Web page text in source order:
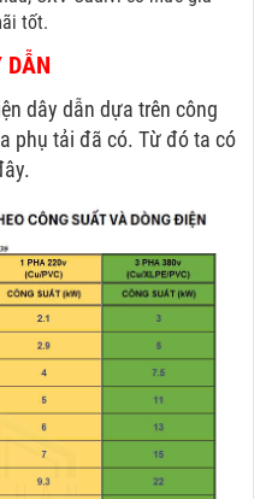
tốt.
DẪN
dây dẫn dựa trên công
phụ tải đã có. Từ đó ta có